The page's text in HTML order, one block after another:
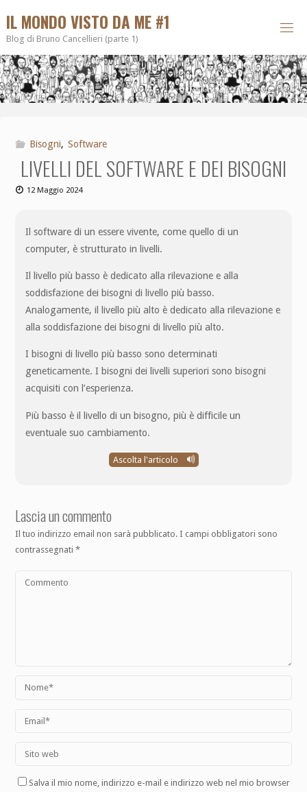
IL MONDO VISTO DA ME #1
Blog di Bruno Cancellieri (parte 1)
Bisogni, Software
LIVELLI DEL SOFTWARE E DEI BISOGNI
12 Maggio 2024
Il software di un essere vivente, come quello di un
computer, è strutturato in livelli.
Il livello più basso è dedicato alla rilevazione e alla
soddisfazione dei bisogni di livello più basso.
Analogamente, il livello più alto è dedicato alla rilevazione e
alla soddisfazione dei bisogni di livello più alto.
I bisogni di livello più basso sono determinati
geneticamente. I bisogni dei livelli superiori sono bisogni
acquisiti con l’esperienza.
Più basso è il livello di un bisogno, più è difficile un
eventuale suo cambiamento.
Ascolta l'articolo
Lascia un commento
Il tuo indirizzo email non sarà pubblicato. I campi obbligatori sono
contrassegnati*
Salva il mio nome, indirizzo e-mail e indirizzo web nel mio browser